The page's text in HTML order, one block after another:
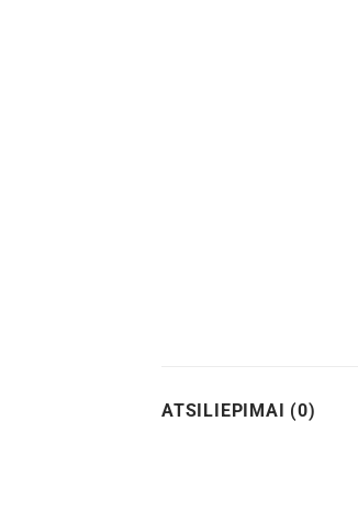
ATSILIEPIMAI (0)